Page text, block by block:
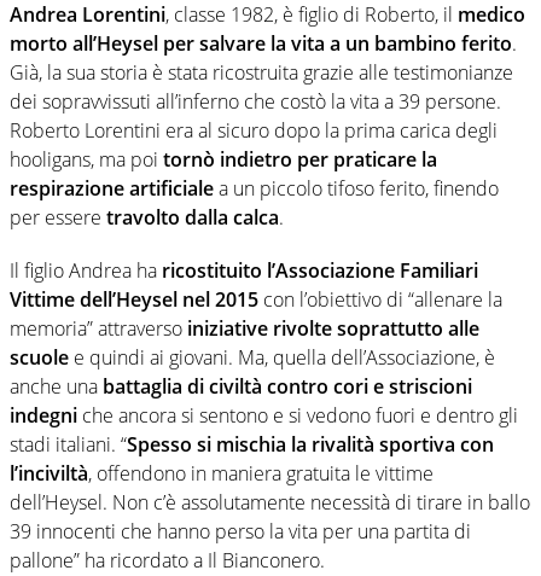
Andrea Lorentini, classe 1982, è figlio di Roberto, il medico
morto all’Heysel per salvare la vita a un bambino ferito.
Già, la sua storia è stata ricostruita grazie alle testimonianze
dei sopravvissuti all’inferno che costò la vita a 39 persone.
Roberto Lorentini era al sicuro dopo la prima carica degli
hooligans, ma poi tornò indietro per praticare la
respirazione artificialea un piccolo tifoso ferito, finendo
per essere travolto dalla calca.
Il figlio Andrea ha ricostituito l’Associazione Familiari
Vittime dell’Heysel nel 2015 con l’obiettivo di “allenare la
memoria” attraverso iniziative rivolte soprattutto alle
scuole e quindi ai giovani. Ma, quella dell’Associazione, è
anche una battaglia di civiltà contro cori e striscioni
indegni che ancora si sentono e si vedono fuori e dentro gli
stadi italiani. “Spesso si mischia la rivalità sportiva con
l’inciviltà, offendono in maniera gratuita le vittime
dell’Heysel. Non c’è assolutamente necessità di tirare in ballo
39 innocenti che hanno perso la vita per una partita di
pallone” ha ricordato a Il Bianconero.